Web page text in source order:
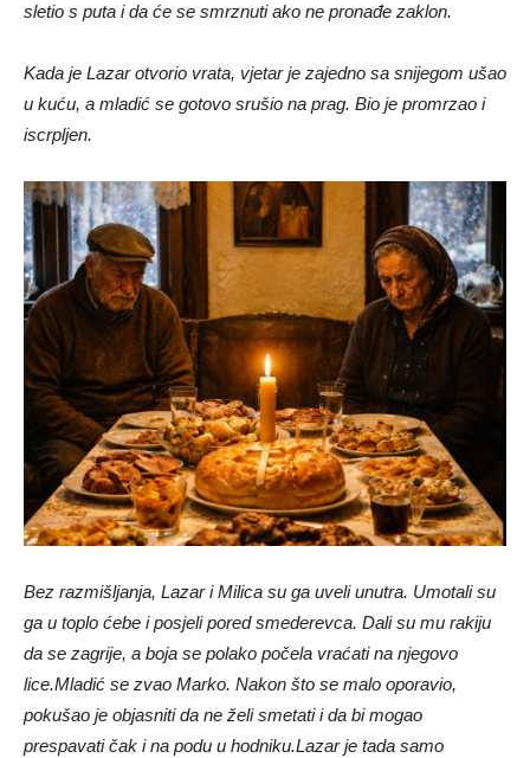
sletio s puta i da će se smrznuti ako ne pronađe zaklon.
Kada je Lazar otvorio vrata, vjetar je zajedno sa snijegom ušao
u kuću, a mladić se gotovo srušio na prag. Bio je promrzao i
iscrpljen.
Bez razmišljanja, Lazar i Milica su ga uveli unutra. Umotali su
ga u toplo ćebe i posjeli pored smederevca. Dali su mu rakiju
da se zagrije, a boja se polako počela vraćati na njegovo
lice.Mladić se zvao Marko. Nakon što se malo oporavio,
pokušao je objasniti da ne želi smetati i da bi mogao
prespavati čak i na podu u hodniku.Lazar je tada samo